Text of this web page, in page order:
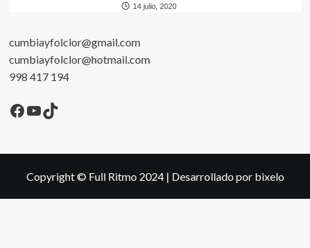
14 julio, 2020
cumbiayfolclor@gmail.com
cumbiayfolclor@hotmail.com
998 417 194
Facebook
YouTube
TikTok
Copyright © Full Ritmo 2024 | Desarrollado por bixelo